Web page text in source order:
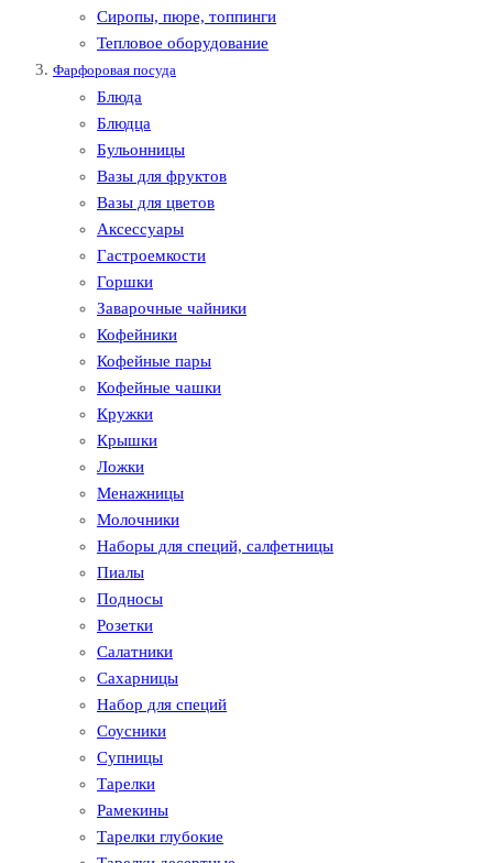
Сиропы, пюре, топпинги
Тепловое оборудование
Фарфоровая посуда
Блюда
Блюдца
Бульонницы
Вазы для фруктов
Вазы для цветов
Аксессуары
Гастроемкости
Горшки
Заварочные чайники
Кофейники
Кофейные пары
Кофейные чашки
Кружки
Крышки
Ложки
Менажницы
Молочники
Наборы для специй, салфетницы
Пиалы
Подносы
Розетки
Салатники
Сахарницы
Набор для специй
Соусники
Супницы
Тарелки
Рамекины
Тарелки глубокие